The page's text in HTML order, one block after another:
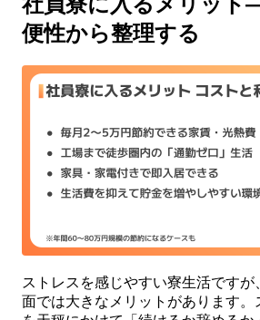
便性から整理する
ストレスを感じやすい寮生活です
面では大きなメリットがあります。